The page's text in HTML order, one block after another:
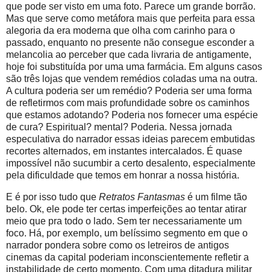
que pode ser visto em uma foto. Parece um grande borrão.
Mas que serve como metáfora mais que perfeita para essa
alegoria da era moderna que olha com carinho para o
passado, enquanto no presente não consegue esconder a
melancolia ao perceber que cada livraria de antigamente,
hoje foi substituída por uma uma farmácia. Em alguns casos
são três lojas que vendem remédios coladas uma na outra.
A cultura poderia ser um remédio? Poderia ser uma forma
de refletirmos com mais profundidade sobre os caminhos
que estamos adotando? Poderia nos fornecer uma espécie
de cura? Espiritual? mental? Poderia. Nessa jornada
especulativa do narrador essas ideias parecem embutidas
recortes alternados, em instantes intercalados. É quase
impossível não sucumbir a certo desalento, especialmente
pela dificuldade que temos em honrar a nossa história.
E é por isso tudo que Retratos Fantasmas é um filme tão
belo. Ok, ele pode ter certas imperfeições ao tentar atirar
meio que pra todo o lado. Sem ter necessariamente um
foco. Há, por exemplo, um belíssimo segmento em que o
narrador pondera sobre como os letreiros de antigos
cinemas da capital poderiam inconscientemente refletir a
instabilidade de certo momento. Com uma ditadura militar